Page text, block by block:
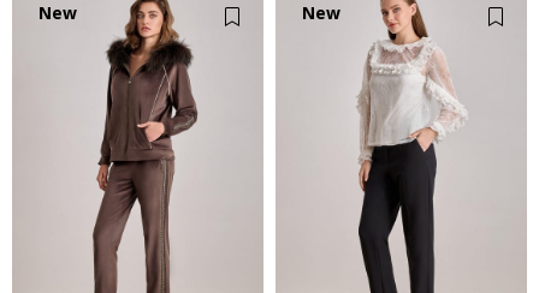
New
New